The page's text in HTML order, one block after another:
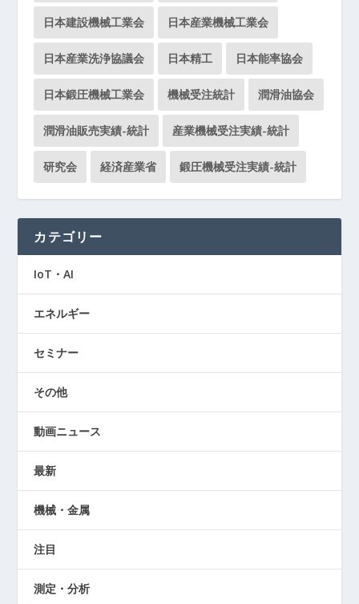
日本建設機械工業会 日本産業機械工業会
日本産業洗浄協議会 日本精工 日本能率協会
日本鍛圧機械工業会 機械受注統計 潤滑油協会
潤滑油販売実績-統計 産業機械受注実績-統計
研究会 経済産業省 鍛圧機械受注実績-統計
カテゴリー
IoT・AI
エネルギー
セミナー
その他
動画ニュース
最新
機械・金属
注目
測定・分析